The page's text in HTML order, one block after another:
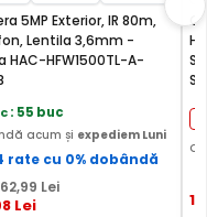
5MP Exterior, IR 80m,
Lentila 3,6mm -
HAC-HFW1500TL-A-
: 55 buc
acum și expediem Luni
rate cu 0% dobândă
,99 Lei
Lei